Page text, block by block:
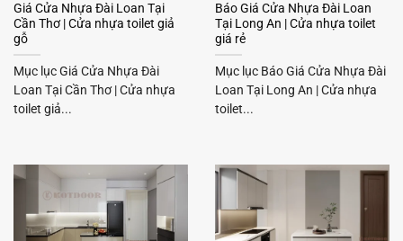
Giá Cửa Nhựa Đài Loan Tại
Cần Thơ | Cửa nhựa toilet giả
gỗ
Mục lục Giá Cửa Nhựa Đài
Loan Tại Cần Thơ | Cửa nhựa
toilet giả...
Báo Giá Cửa Nhựa Đài Loan
Tại Long An | Cửa nhựa toilet
giá rẻ
Mục lục Báo Giá Cửa Nhựa Đài
Loan Tại Long An | Cửa nhựa
toilet...